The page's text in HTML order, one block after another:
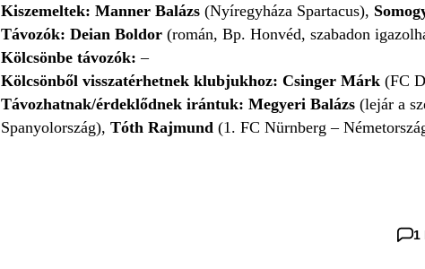
Kiszemeltek: Manner Balázs (Nyíregyháza Spartacus),
Távozók: Deian Boldor(román, Bp. Honvéd, szabadon
Kölcsönbe távozók: –
Kölcsönből visszatérhetnek klubjukhoz: Csinger Márk (FC
Távozhatnak/érdeklődnek irántuk: Megyeri Balázs (lejár a
Spanyolország), Tóth Rajmund (1. FC Nürnberg –
1